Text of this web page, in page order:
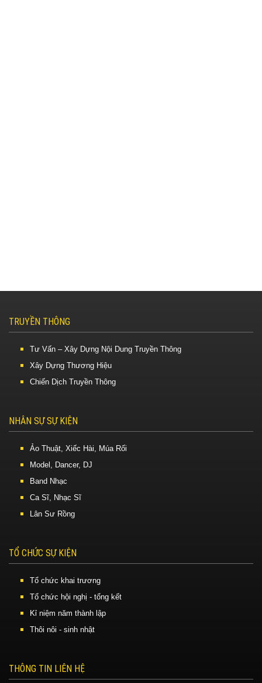
TRUYỀN THÔNG
Tư Vấn – Xây Dựng Nội Dung Truyền Thông
Xây Dựng Thương Hiệu
Chiến Dịch Truyền Thông
NHÂN SỰ SỰ KIỆN
Ảo Thuật, Xiếc Hài, Múa Rối
Model, Dancer, DJ
Band Nhạc
Ca Sĩ, Nhạc Sĩ
Lân Sư Rồng
TỔ CHỨC SỰ KIỆN
Tổ chức khai trương
Tổ chức hội nghị - tổng kết
Kỉ niệm năm thành lập
Thôi nôi - sinh nhật
THÔNG TIN LIÊN HỆ